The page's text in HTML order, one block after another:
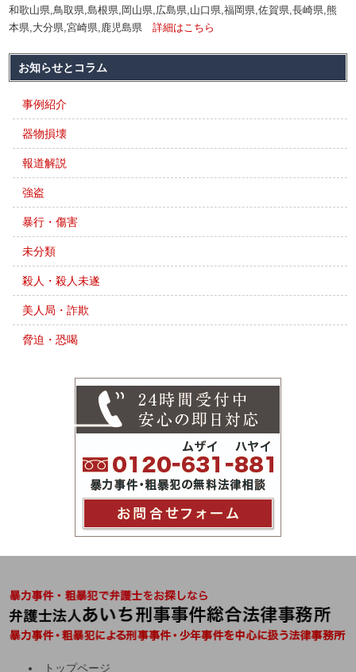
和歌山県,鳥取県,島根県,岡山県,広島県,山口県,福岡県,佐賀県,長崎県,熊
本県,大分県,宮崎県,鹿児島県詳細はこちら
お知らせとコラム
事例紹介
器物損壊
報道解説
強盗
暴行・傷害
未分類
殺人・殺人未遂
美人局・詐欺
脅迫・恐喝
トップページ